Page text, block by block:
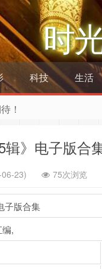
时
科技 生活
！
》电子版合
23) 75次浏览
子版合集
,